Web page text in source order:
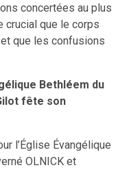
concertées au plus
crucial que le corps
que les confusions
Bethléem du
fête son
l’Église Évangélique
OLNICK et